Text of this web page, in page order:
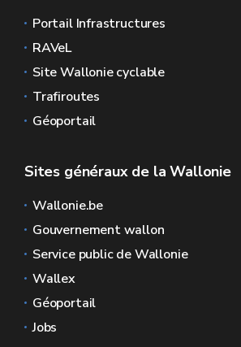
Portail Infrastructures
RAVeL
Site Wallonie cyclable
Trafiroutes
Géoportail
Sites généraux de la Wallonie
Wallonie.be
Gouvernement wallon
Service public de Wallonie
Wallex
Géoportail
Jobs